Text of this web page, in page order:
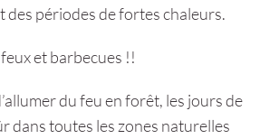
des périodes de fortes chaleurs.
et barbecues !!
du feu en forêt, les jours de
dans toutes les zones naturelles